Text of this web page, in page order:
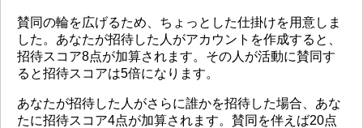
賛同の輪を広げるため、ちょっとした仕掛けを用意しま
した。あなたが招待した人がアカウントを作成すると、
招待スコア8点が加算されます。その人が活動に賛同す
ると招待スコアは5倍になります。
あなたが招待した人がさらに誰かを招待した場合、あな
たに招待スコア4点が加算されます。賛同を伴えば20点